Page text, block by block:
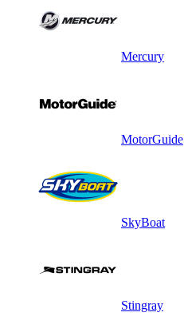
Mercury
MotorGuide
SkyBoat
Stingray